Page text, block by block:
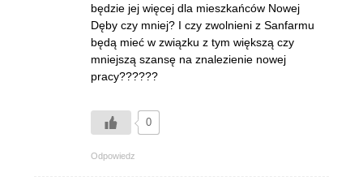
będzie jej więcej dla mieszkańców Nowej
Dęby czy mniej? I czy zwolnieni z Sanfarmu
będą mieć w związku z tym większą czy
mniejszą szansę na znalezienie nowej
pracy??????
0
Odpowiedz